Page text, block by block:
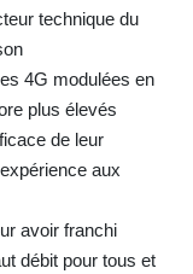
technique du
4G modulées en
plus élevés
de leur
aux
avoir franchi
débit pour tous et